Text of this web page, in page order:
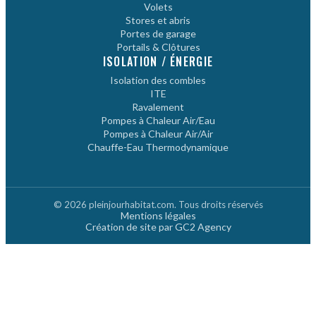
Volets
Stores et abris
Portes de garage
Portails & Clôtures
ISOLATION / ÉNERGIE
Isolation des combles
ITE
Ravalement
Pompes à Chaleur Air/Eau
Pompes à Chaleur Air/Air
Chauffe-Eau Thermodynamique
© 2026 pleinjourhabitat.com. Tous droits réservés
Mentions légales
Création de site par GC2 Agency